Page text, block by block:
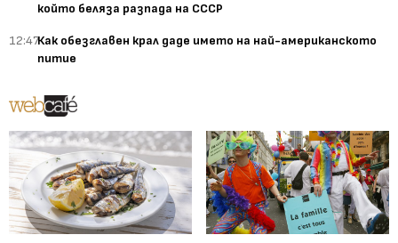
който беляза разпада на СССР
12:47Как обезглавен крал даде името на най-американското
питие